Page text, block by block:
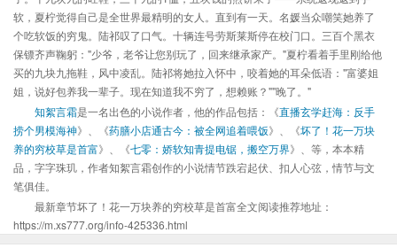
软，夏柠觉得自己是全世界最精明的女人。直到有一天。名媛当众嘲笑她养了
个吃软饭的穷鬼。陆祁叹了口气。十辆连号劳斯莱斯停在校门口。三百个黑衣
保镖齐声鞠躬："少爷，老爷让您别玩了，回来继承家产。"夏柠看着手里刚给他
买的九块九拖鞋，风中凌乱。陆祁将她拉入怀中，咬着她的耳朵低语："富婆姐
姐，说好包养我一辈子。现在知道我不穷了，想赖账？""晚了。"
知絮言霜是一名出色的小说作者，他的作品包括：《直播玄学赶海：反手
捞个男模海神》、《药膳小店通古今：被全网追着喂饭》、《坏了！花一万块
养的穷校草是首富》、《七零：娇软知青提电锯，搬空万界》、等，本本精
品，字字珠玑，作者知絮言霜创作的小说情节跌宕起伏、扣人心弦，情节与文
笔俱佳。
最新章节坏了！花一万块养的穷校草是首富全文阅读推荐地址：
https://m.xs777.org/info-425336.html